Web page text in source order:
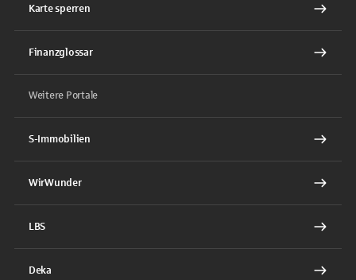
Karte sperren
Finanzglossar
Weitere Portale
S-Immobilien
WirWunder
LBS
Deka